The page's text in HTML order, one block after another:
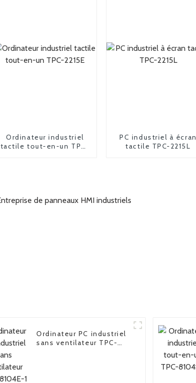
Ordinateur industriel
tactile tout-en-un TPC-
PC industriel à écran
tactile TPC-2215L
Ordinateur PC industriel
sans ventilateur TPC-